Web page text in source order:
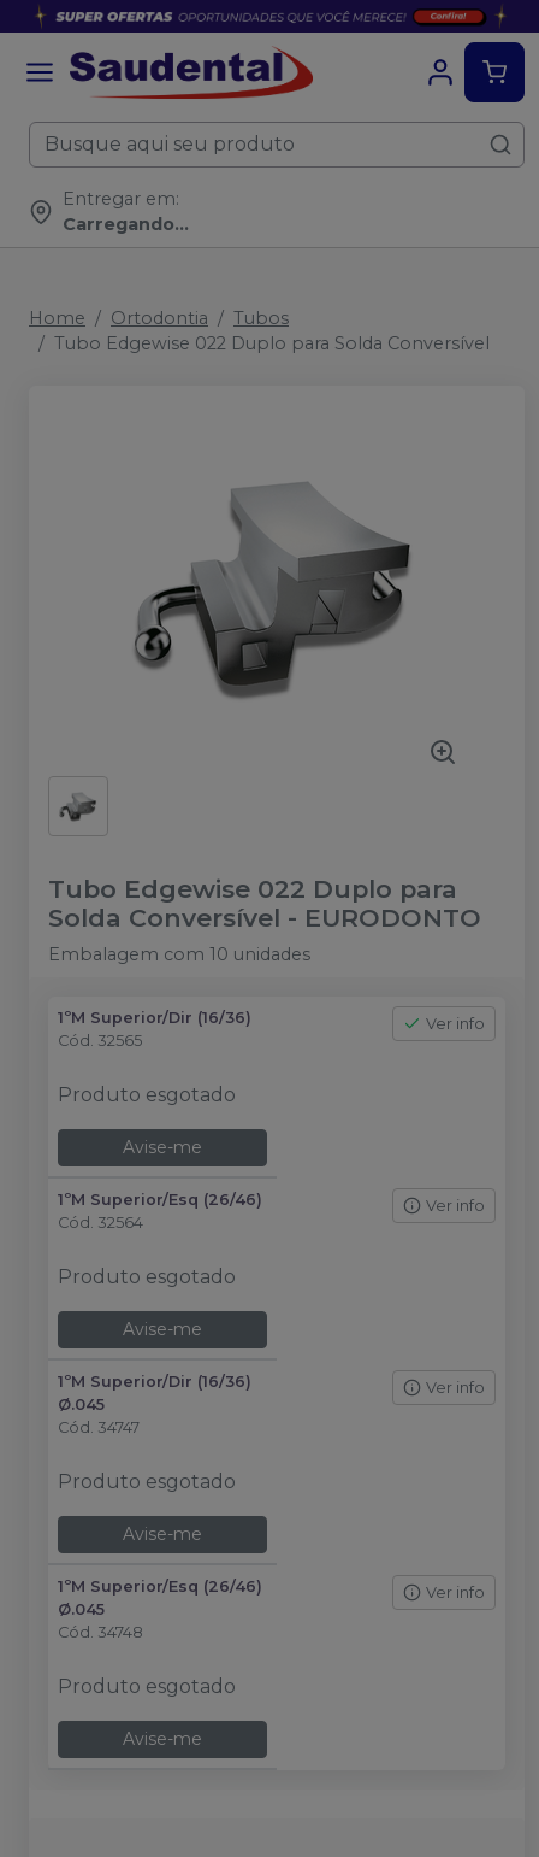
Entregar em:
Carregando...
Home Ortodontia
Tubos
Tubo Edgewise 022 Duplo para Solda Conversível
Tubo Edgewise 022 Duplo para
Solda Conversível - EURODONTO
Embalagem com 10 unidades
1ºM Superior/Dir (16/36)
Cód. 32565
Ver info
Produto esgotado
Avise-me
1ºM Superior/Esq (26/46)
Cód. 32564
Ver info
Produto esgotado
Avise-me
1ºM Superior/Dir (16/36)
Ø.045
Cód. 34747
Ver info
Produto esgotado
Avise-me
1ºM Superior/Esq (26/46)
Ø.045
Cód. 34748
Ver info
Produto esgotado
Avise-me